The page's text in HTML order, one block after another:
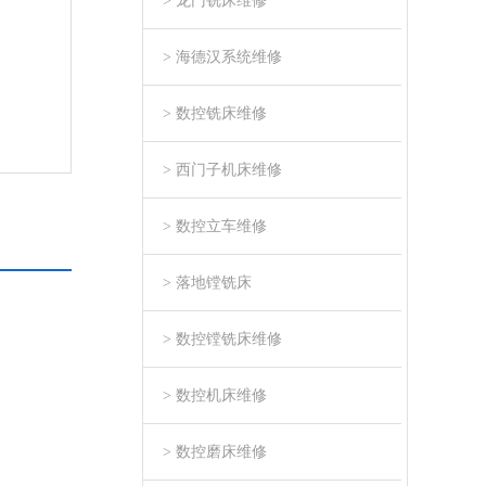
> 海德汉系统维修
> 数控铣床维修
> 西门子机床维修
> 数控立车维修
> 落地镗铣床
> 数控镗铣床维修
> 数控机床维修
> 数控磨床维修